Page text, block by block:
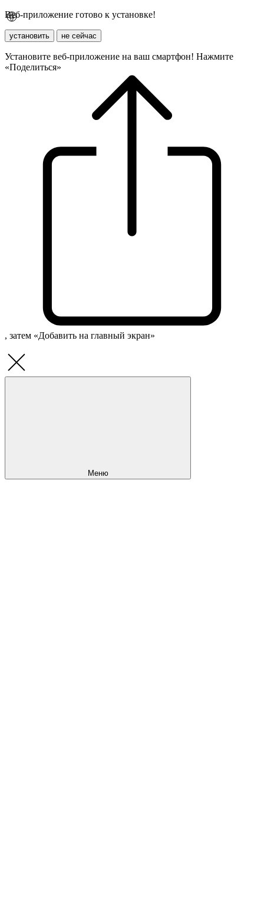
Веб-приложение готово к установке!
установить не сейчас
Установите веб-приложение на ваш смартфон! Нажмите
«Поделиться»
, затем «Добавить на главный экран»
Меню